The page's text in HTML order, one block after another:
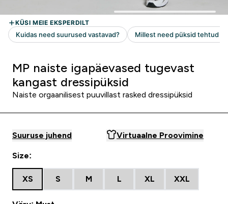
MP naiste igapäevased tugevast
kangast dressipüksid
Naiste orgaanilisest puuvillast rasked dressipüksid
Suuruse juhend Virtuaalne Proovimine
Size:
XS S M L XL XXL